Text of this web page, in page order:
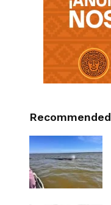
Recommended